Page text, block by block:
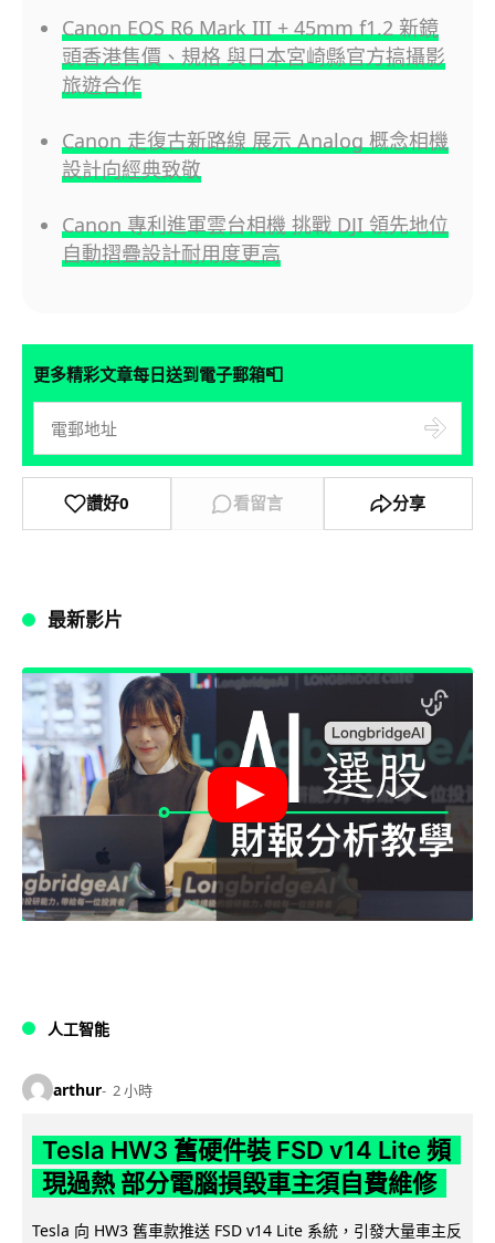
Canon EOS R6 Mark III + 45mm f1.2 新鏡
頭香港售價、規格 與日本宮崎縣官方搞攝影
旅遊合作
Canon 走復古新路線 展示 Analog 概念相機
設計向經典致敬
Canon 專利進軍雲台相機 挑戰 DJI 領先地位
自動摺疊設計耐用度更高
更多精彩文章每日送到電子郵箱📮
讚好0 看留言 分享
最新影片
人工智能
arthur 2 小時
Tesla HW3 舊硬件裝 FSD v14 Lite 頻
現過熱 部分電腦損毀車主須自費維修
Tesla 向 HW3 舊車款推送 FSD v14 Lite 系統，引發大量車主反